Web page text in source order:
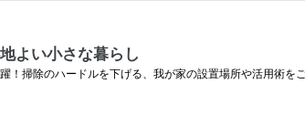
よい小さな暮らし
掃除のハードルを下げる、我が家の設置場所や活用術